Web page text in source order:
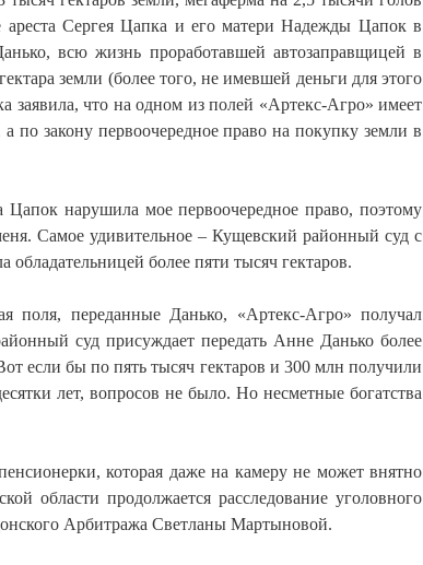
Сергея Цапка и его матери Надежды Цапок в
всю жизнь проработавшей автозаправщицей в
земли (более того, не имевшей деньги для этого
что на одном из полей «Артекс-Агро» имеет
по закону первоочередное право на покупку земли в
нарушила мое первоочередное право, поэтому
Самое удивительное – Кущевский районный суд с
обладательницей более пяти тысяч гектаров.
поля, переданные Данько, «Артекс-Агро» получал
суд присуждает передать Анне Данько более
если бы по пять тысяч гектаров и 300 млн получили
лет, вопросов не было. Но несметные богатства
которая даже на камеру не может внятно
области продолжается расследование уголовного
Арбитража Светланы Мартыновой.